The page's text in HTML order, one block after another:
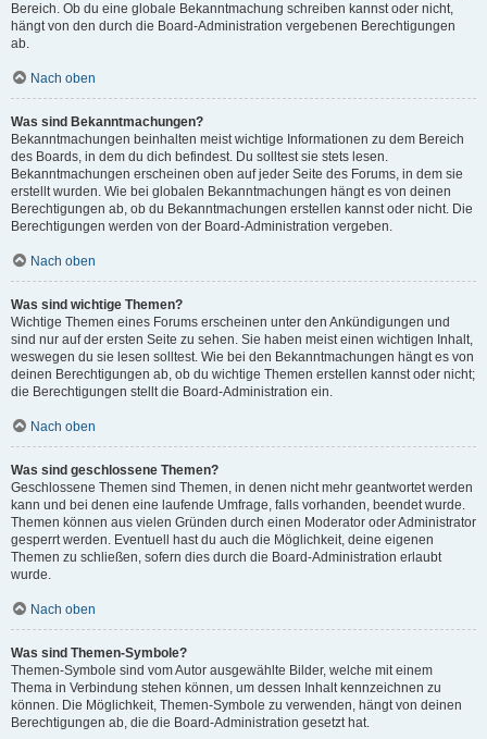
Bereich. Ob du eine globale Bekanntmachung schreiben kannst oder nicht,
hängt von den durch die Board-Administration vergebenen Berechtigungen
ab.
Nach oben
Was sind Bekanntmachungen?
Bekanntmachungen beinhalten meist wichtige Informationen zu dem Bereich
des Boards, in dem du dich befindest. Du solltest sie stets lesen.
Bekanntmachungen erscheinen oben auf jeder Seite des Forums, in dem sie
erstellt wurden. Wie bei globalen Bekanntmachungen hängt es von deinen
Berechtigungen ab, ob du Bekanntmachungen erstellen kannst oder nicht. Die
Berechtigungen werden von der Board-Administration vergeben.
Nach oben
Was sind wichtige Themen?
Wichtige Themen eines Forums erscheinen unter den Ankündigungen und
sind nur auf der ersten Seite zu sehen. Sie haben meist einen wichtigen Inhalt,
weswegen du sie lesen solltest. Wie bei den Bekanntmachungen hängt es von
deinen Berechtigungen ab, ob du wichtige Themen erstellen kannst oder nicht;
die Berechtigungen stellt die Board-Administration ein.
Nach oben
Was sind geschlossene Themen?
Geschlossene Themen sind Themen, in denen nicht mehr geantwortet werden
kann und bei denen eine laufende Umfrage, falls vorhanden, beendet wurde.
Themen können aus vielen Gründen durch einen Moderator oder Administrator
gesperrt werden. Eventuell hast du auch die Möglichkeit, deine eigenen
Themen zu schließen, sofern dies durch die Board-Administration erlaubt
wurde.
Nach oben
Was sind Themen-Symbole?
Themen-Symbole sind vom Autor ausgewählte Bilder, welche mit einem
Thema in Verbindung stehen können, um dessen Inhalt kennzeichnen zu
können. Die Möglichkeit, Themen-Symbole zu verwenden, hängt von deinen
Berechtigungen ab, die die Board-Administration gesetzt hat.